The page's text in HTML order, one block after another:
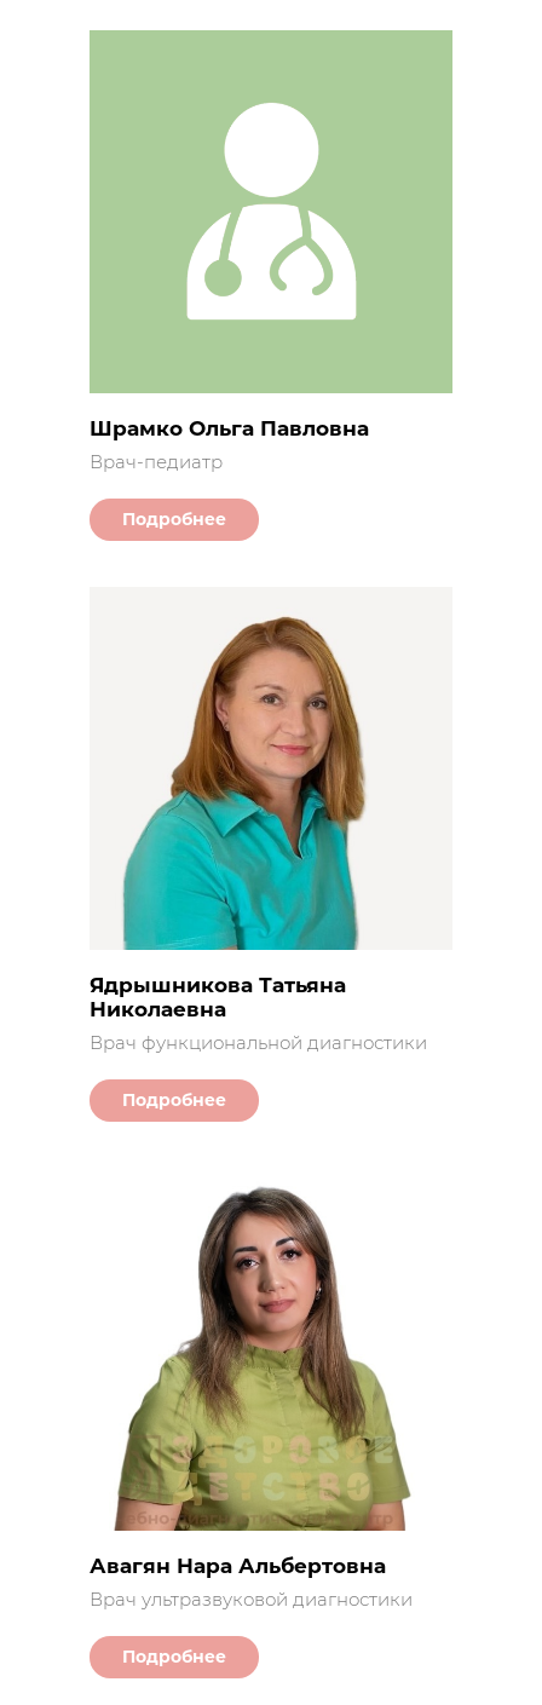
Подробнее
Врач ультразвуковой диагностики
Авагян Нара Альбертовна
Подробнее
Врач функциональной диагностики
Ядрышникова Татьяна
Николаевна
Подробнее
Врач-педиатр
Шрамко Ольга Павловна